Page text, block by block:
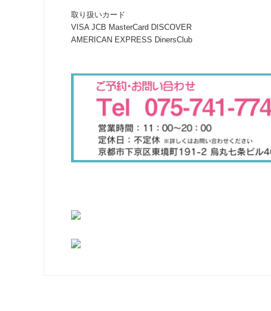
取り扱いカード
VISA JCB MasterCard DISCOVER
AMERICAN EXPRESS DinersClub